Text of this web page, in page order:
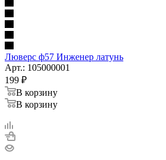
Люверс ф57 Инженер латунь
Арт.: 105000001
199 ₽
В корзину
В корзину